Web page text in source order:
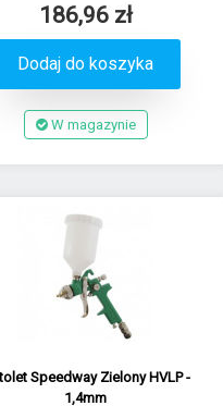
186,96 zł
Dodaj do koszyka
W magazynie
Speedway Zielony HVLP -
1,4mm